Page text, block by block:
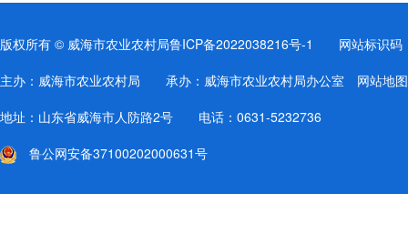
版权所有 © 威海市农业农村局鲁ICP备2022038216号-1
网站标识码
主办：威海市农业农村局 承办：威海市农业农村局办公室 网站地图
地址：山东省威海市人防路2号 电话：0631-5232736
鲁公网安备37100202000631号